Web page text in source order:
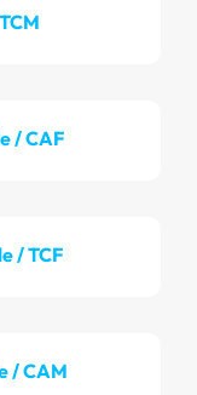
/ CAF
/ TCF
/ CAM